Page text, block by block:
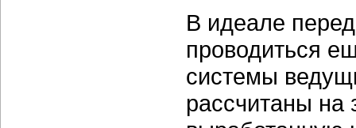
В идеале
проводиться
системы
рассчитаны на